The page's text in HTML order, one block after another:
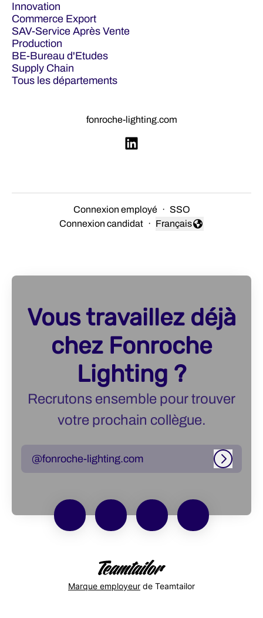
Innovation
Commerce Export
SAV-Service Après Vente
Production
BE-Bureau d'Etudes
Supply Chain
Tous les départements
fonroche-lighting.com
Connexion employé · SSO
Connexion candidat ·
Changer la langue
Français
Vous travaillez déjà
chez Fonroche
Lighting ?
Recrutons ensemble pour trouver
votre prochain collègue.
@fonroche-lighting.com
Marque employeur de Teamtailor